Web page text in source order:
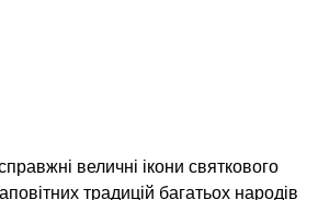
величні ікони святкового
традицій багатьох народів